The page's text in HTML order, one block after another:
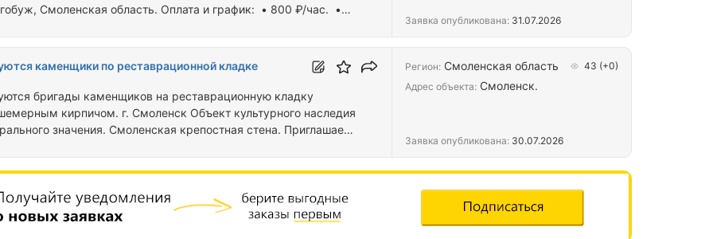
Смоленская область. Оплата и график: • 800 ₽/час. •
или любым удобным для Вас способом 2 раза в месяц. Что
• Проживание в квартире. •Доставку до объекта
транспортом. •Спецодежду, СИЗ и весь необходимый…
Заявка опубликована: 31.07.2026
каменщики по реставрационной кладке
бригады каменщиков на реставрационную кладку
кирпичом. г. Смоленск Объект культурного наследия
значения. Смоленская крепостная стена. Приглашае
белокаменных блоков 600×300×400 мм; - Реставрация
элементов из кирпича и белокаменных блоков. * Большие
Регион: Смоленская область 43 (+0)
Адрес объекта: Смоленск.
Заявка опубликована: 30.07.2026